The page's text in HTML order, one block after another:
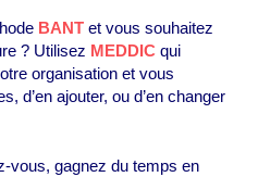
BANT et vous souhaitez
? Utilisez MEDDIC qui
organisation et vous
d’en ajouter, ou d’en changer
vous, gagnez du temps en